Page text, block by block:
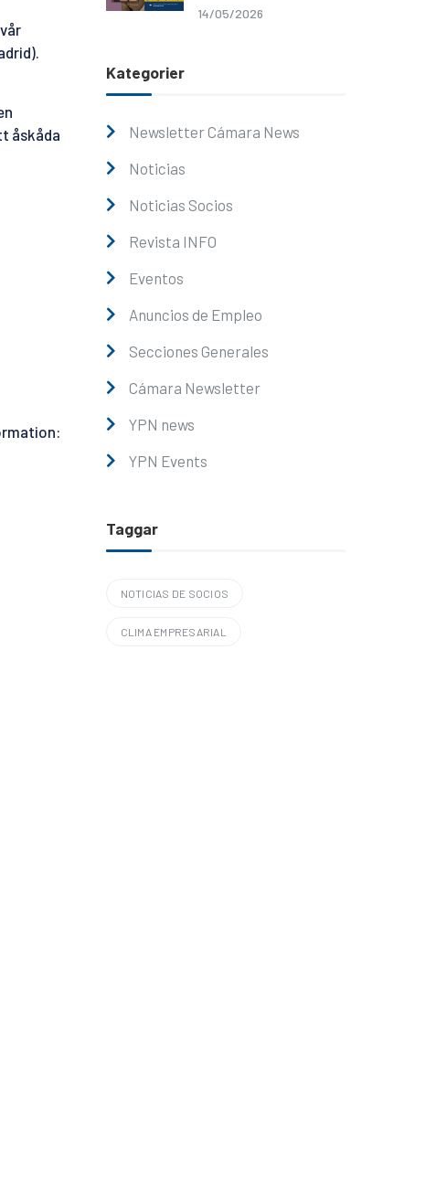
åskåda
14/05/2026
Kategorier
Newsletter Cámara News
Noticias
Noticias Socios
Revista INFO
Eventos
Anuncios de Empleo
Secciones Generales
Cámara Newsletter
YPN news
YPN Events
Taggar
NOTICIAS DE SOCIOS
CLIMA EMPRESARIAL